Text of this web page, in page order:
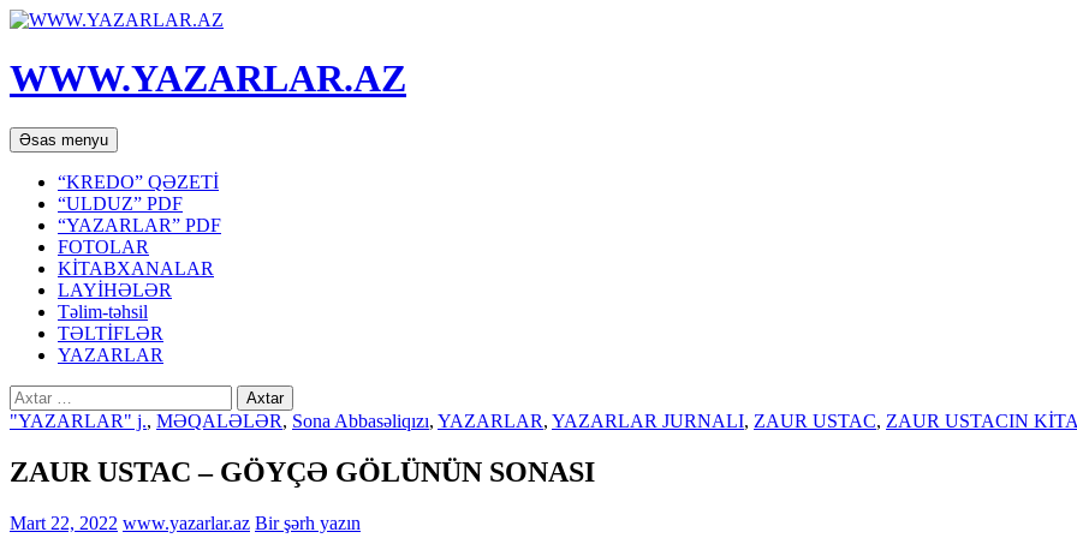
WWW.YAZARLAR.AZ
Axtar
Əsas menyu Mühtəviyyata
keç
“KREDO” QƏZETİ
“ULDUZ” PDF
“YAZARLAR” PDF
FOTOLAR
KİTABXANALAR
LAYİHƏLƏR
Təlim-təhsil
TƏLTİFLƏR
YAZARLAR
Axtarış:
"YAZARLAR" j., MƏQALƏLƏR, Sona Abbasəliqızı, YAZARLAR, YAZARLAR JURNALI, ZAUR USTAC, ZAUR USTACIN
ZAUR USTAC – GÖYÇƏ GÖLÜNÜN SONASI
Mart 22, 2022 www.yazarlar.az Bir şərh yazın